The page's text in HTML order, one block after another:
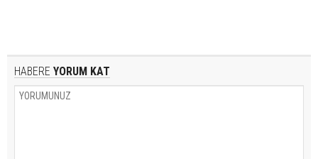
HABERE YORUM KAT